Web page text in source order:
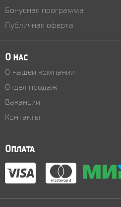
Бонусная программа
Публичная оферта
О нас
О нашей компании
Отдел продаж
Вакансии
Контакты
Оплата